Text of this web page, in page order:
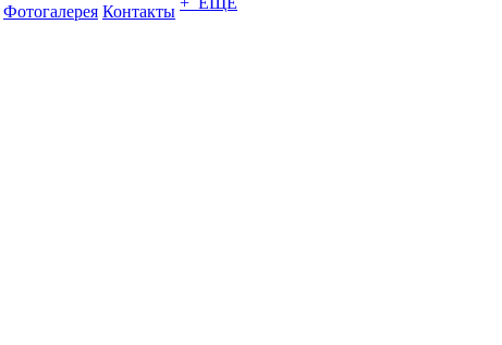
Фотогалерея Контакты